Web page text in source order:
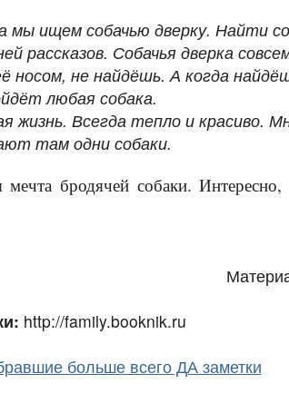
мы ищем собачью дверку. Найти
рассказов. Собачья дверка
носом, не найдёшь. А когда
любая собака.
жизнь. Всегда тепло и красиво.
там одни собаки.
бродячей собаки.
http://family.booknik.ru
больше всего ДА заметки